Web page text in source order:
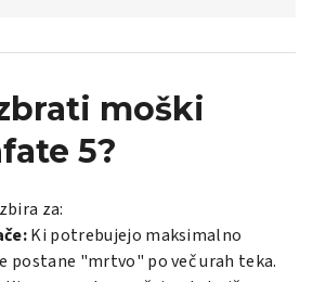
moški
5?
za:
Ki potrebujejo maksimalno
postane "mrtvo" po več urah teka.